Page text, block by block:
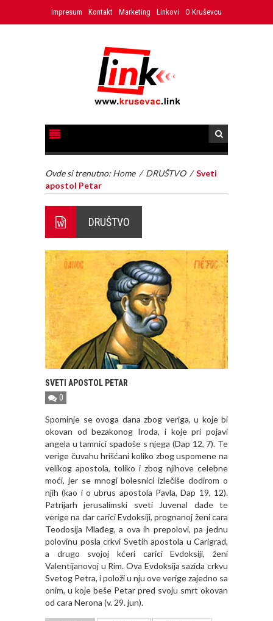
Impresum Kontakt Marketing Linkovi O Kruševcu
Ovde si trenutno: Home / DRUŠTVO /Sveti
apostol Petar
DRUŠTVO
SVETI APOSTOL PETAR
0
Spominje se ovoga dana zbog veriga, u koje bi
okovan od bezakonog Iroda, i koje pri pojavi
angela u tamnici spadoše s njega (Dap 12, 7). Te
verige čuvahu hrišćani koliko zbog uspomene na
velikog apostola, toliko i zbog njihove celebne
moći, jer se mnogi bolesnici izlečiše dodirom o
njih (kao i o ubrus apostola Pavla, Dap 19, 12).
Patrijarh jerusalimski sveti Juvenal dade te
verige na dar carici Evdoksiji, prognanoj ženi cara
Teodosija Mlađeg, a ova ih prepolovi, pa jednu
polovinu posla crkvi Svetih apostola u Carigrad,
a drugo svojoj kćeri carici Evdoksiji, ženi
Valentijanovoj u Rim. Ova Evdoksija sazida crkvu
Svetog Petra, i položi u nju ove verige zajedno sa
onim, u koje beše Petar pred svoju smrt okovan
od cara Nerona (v. 29. jun).